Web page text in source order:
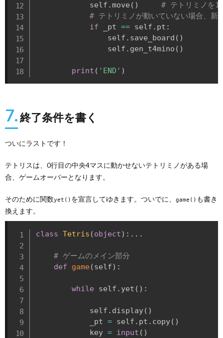
            self
.move ( )
# テトリミノを1
# テトリミノが動いていない場合、新
if _pt == self . pt :
                self
. save_board ( )
                self
. gen_t4mino ( )
print ( 'END' )
7.終了条件を書く
ついにラストです！
テトリスは、0行目の中央4マスに動かせないテトリミノがある場
合、ゲームオーバーとなります。
そのために関数yet() を宣言してゆきます。ついでに、 game() も書き
換えます。
class Tetris (object) : . . .
# ゲームのメイン部分
def
game(self) :
while self . yet ( ) :
            self
. display( )
            _pt
= self . pt . copy( )
            key
= input ( )